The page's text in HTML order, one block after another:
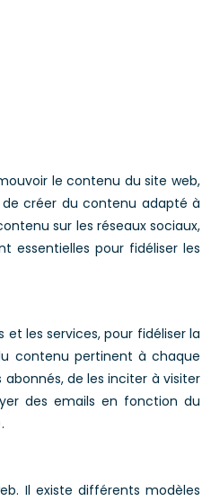
le contenu du site web,
créer du contenu adapté à
sur les réseaux sociaux,
essentielles pour fidéliser les
les services, pour fidéliser la
contenu pertinent à chaque
de les inciter à visiter
des emails en fonction du
Il existe différents modèles